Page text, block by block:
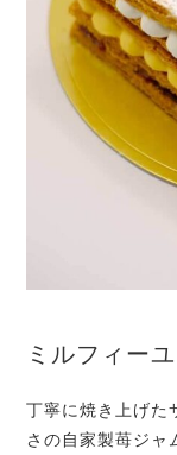
ミルフィーユ
丁寧に焼き上げた
さの自家製苺ジャ